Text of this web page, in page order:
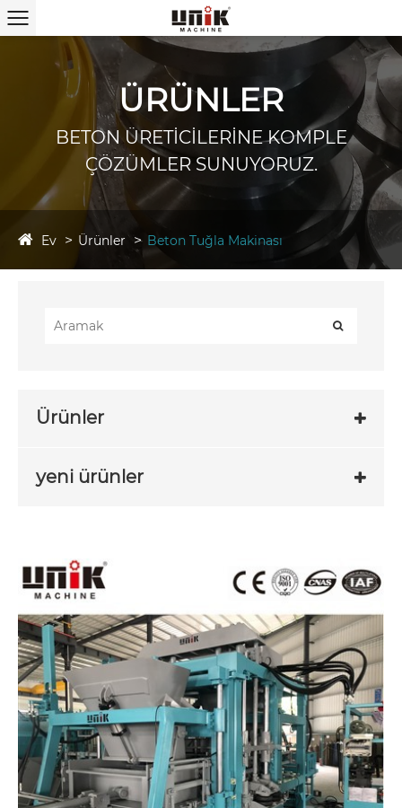
ÜRÜNLER
BETON ÜRETİCİLERİNE KOMPLE
ÇÖZÜMLER SUNUYORUZ.
Ev Ürünler Beton Tuğla Makinası
Ürünler
yeni ürünler